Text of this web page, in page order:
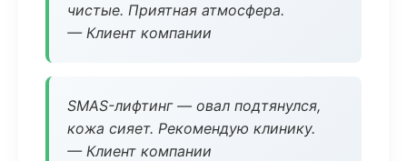
чистые. Приятная атмосфера.
— Клиент компании
SMAS-лифтинг — овал подтянулся,
кожа сияет. Рекомендую клинику.
— Клиент компании